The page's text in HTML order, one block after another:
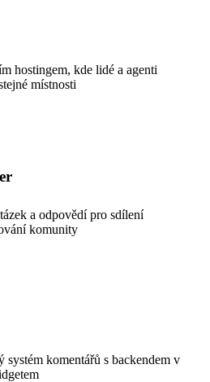
hostingem, kde lidé a agenti
místnosti
a odpovědí pro sdílení
komunity
systém komentářů s backendem v